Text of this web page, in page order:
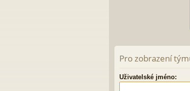
Pro zobrazení
Uživatelské jméno: